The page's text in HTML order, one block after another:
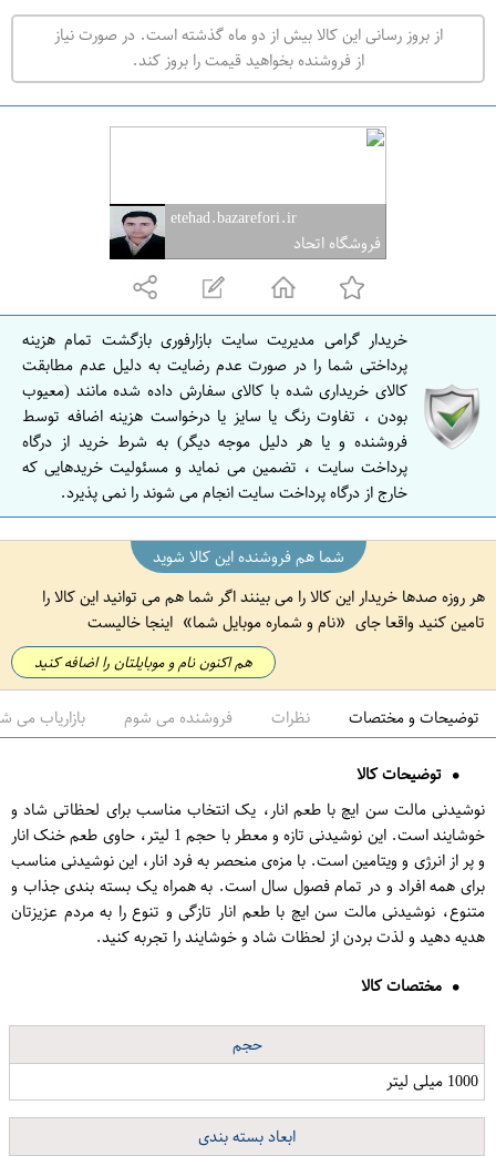
ت
ه
ر
ا
ا
ص
ف
ه
ن
از بروز رسانی این کالا بیش از دو ماه گذشته است. در صورت نیاز
از فروشنده بخواهید قیمت را بروز کند.
etehad.bazarefori.ir
فروشگاه اتحاد
خریدار گرامی مدیریت سایت بازارفوری بازگشت تمام هزینه
پرداختی شما را در صورت عدم رضایت به دلیل عدم مطابقت
کالای خریداری شده با کالای سفارش داده شده مانند (معیوب
بودن ، تفاوت رنگ یا سایز یا درخواست هزینه اضافه توسط
فروشنده و یا هر دلیل موجه دیگر) به شرط خرید از درگاه
پرداخت سایت ، تضمین می نماید و مسئولیت خریدهایی که
خارج از درگاه پرداخت سایت انجام می شوند را نمی پذیرد.
شما هم فروشنده این کالا شوید
هر روزه صدها خریدار این کالا را می بینند اگر شما هم می توانید این کالا را
تامین کنید واقعا جای
نام و شماره موبایل شما اینجا خالیست
هم اکنون نام و موبایلتان را اضافه کنید
توضیحات و مختصات نظرات فروشنده می شوم بازاریاب می
توضیحات کالا
نوشیدنی مالت سن ایچ با طعم انار، یک انتخاب مناسب برای لحظاتی شاد و
خوشایند است. این نوشیدنی تازه و معطر با حجم 1 لیتر، حاوی طعم خنک انار
و پر از انرژی و ویتامین است. با مزه‌ی منحصر به فرد انار، این نوشیدنی مناسب
برای همه افراد و در تمام فصول سال است. به همراه یک بسته بندی جذاب و
متنوع، نوشیدنی مالت سن ایچ با طعم انار تازگی و تنوع را به مردم عزیزتان
هدیه دهید و لذت بردن از لحظات شاد و خوشایند را تجربه کنید.
مختصات کالا
حجم
1000 میلی لیتر
ابعاد بسته بندی